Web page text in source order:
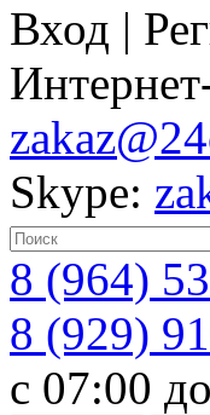
Вход |
Skype:
8 (964)
8 (929)
с 07:00